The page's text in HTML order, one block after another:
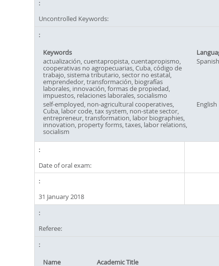
Uncontrolled Keywords:
Keywords
actualización, cuentapropista, cuentapropismo,
cooperativas no agropecuarias, Cuba, código de
trabajo, sistema tributario, sector no estatal,
emprendedor, transformación, biografías
laborales, innovación, formas de propiedad,
impuestos, relaciones laborales, socialismo
Spanish
self-employed, non-agricultural cooperatives,
Cuba, labor code, tax system, non-state sector,
entrepreneur, transformation, labor biographies,
innovation, property forms, taxes, labor relations,
socialism
English
Date of oral exam:
31 January 2018
Referee:
Name
Academic Title